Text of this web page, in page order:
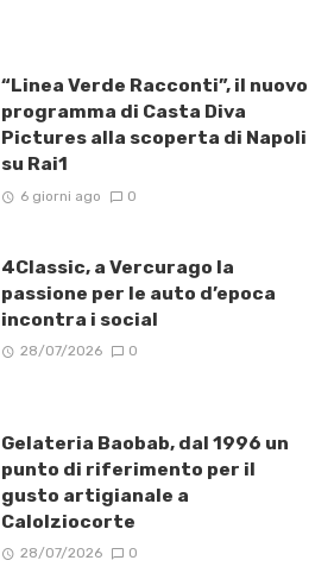
“Linea Verde Racconti”, il nuovo
programma di Casta Diva
Pictures alla scoperta di Napoli
su Rai1
6 giorni ago 0
4Classic, a Vercurago la
passione per le auto d’epoca
incontra i social
28/07/2026 0
Gelateria Baobab, dal 1996 un
punto di riferimento per il
gusto artigianale a
Calolziocorte
28/07/2026 0